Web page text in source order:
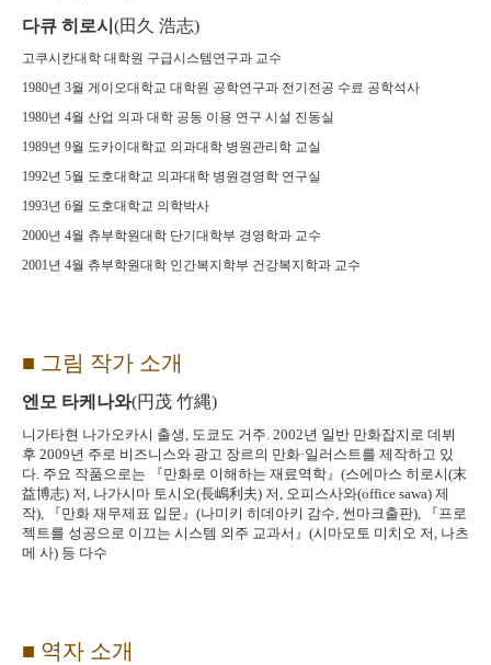
다큐 히로시 (田久 浩志)
고쿠시칸대학 대학원 구급시스템연구과 교수
1980년 3월 게이오대학교 대학원 공학연구과 전기전공 수료 공학석사
1980년 4월 산업 의과 대학 공동 이용 연구 시설 진동실
1989년 9월 도카이대학교 의과대학 병원관리학 교실
1992년 5월 도호대학교 의과대학 병원경영학 연구실
1993년 6월 도호대학교 의학박사
2000년 4월 츄부학원대학 단기대학부 경영학과 교수
2001년 4월 츄부학원대학 인간복지학부 건강복지학과 교수
■ 그림 작가 소개
엔모 타케나와(円茂 竹縄)
니가타현 나가오카시 출생 도쿄도 거주 . 2002년 일반 만화잡지로 데뷔
후 2009년 주로 비즈니스와 광고 장르의 만화·일러스트를 제작하고 있
다 주요 작품으로는 『만화로 이해하는 재료역학 』 (스에마스 히로시(末
益博志) 저 나가시마 토시오(長嶋利夫) 저 오피스사와(office sawa) 제
작), 『만화 재무제표 입문 』 (나미키 히데아키 감수 썬마크출판), 『 프로
젝트를 성공으로 이끄는 시스템 외주 교과서 』 (시마모토 미치오 저 나츠
메 사) 등 다수
■ 역자 소개